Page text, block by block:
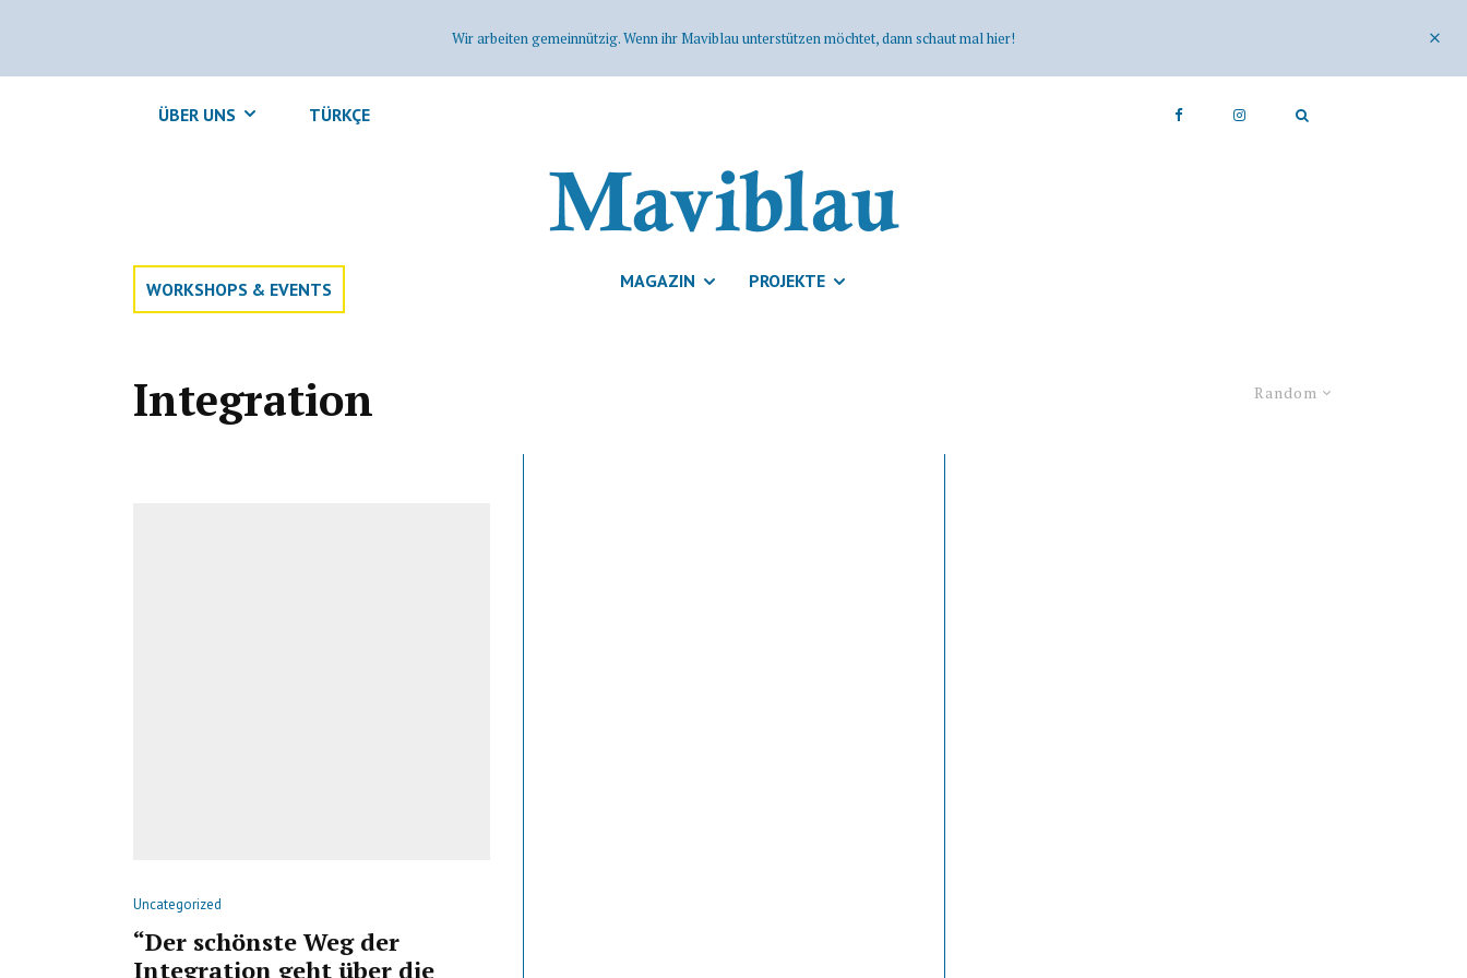
Wir arbeiten gemeinnützig. Wenn ihr Maviblau unterstützen möchtet, dann schaut mal hier!
ÜBER UNS TÜRKÇE
WORKSHOPS & EVENTS MAGAZIN PROJEKTE
Random
Integration
Uncategorized
“Der schönste Weg der
Integration geht über die